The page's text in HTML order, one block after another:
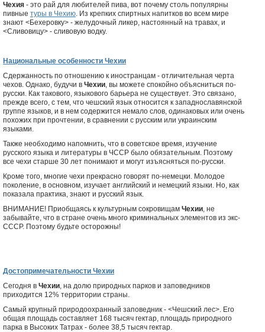
Чехия - это рай для любителей пива, вот почему столь популярны
пивные туры в Чехию. Из крепких спиртных напитков во всем мире
знают <Бехеровку> - желудочный ликер, настоянный на травах, и
<Сливовицу> - сливовую водку.
Национальные особенности Чехии
Сдержанность по отношению к иностранцам - отличительная черта
чехов. Однако, будучи в Чехии, вы можете спокойно объясниться по-
русски. Как такового, языкового барьера не существует. Это связано,
прежде всего, с тем, что чешский язык относится к западнославянской
группе языков, и в нем содержится немало слов, одинаковых или очень
похожих при прочтении, в сравнении с русским или украинским
языками.
Также необходимо напомнить, что в советское время, изучение
русского языка и литературы в ЧССР было обязательным. Поэтому
все чехи старше 30 лет понимают и могут изъясняться по-русски.
Кроме того, многие чехи прекрасно говорят по-немецки. Молодое
поколение, в основном, изучает английский и немецкий языки. Но, как
показала практика, знают и русский язык.
ВНИМАНИЕ! Приобщаясь к культурным сокровищам Чехии, не
забывайте, что в стране очень много криминальных элементов из экс-
СССР. Поэтому будьте осторожны!
Достопримечательности Чехии
Сегодня в Чехии, на долю природных парков и заповедников
приходится 12% территории страны.
Самый крупный природоохранный заповедник - <Чешский лес>. Его
общая площадь составляет 168 тысяч гектар, площадь природного
парка в Высоких Татрах - более 38,5 тысяч гектар.